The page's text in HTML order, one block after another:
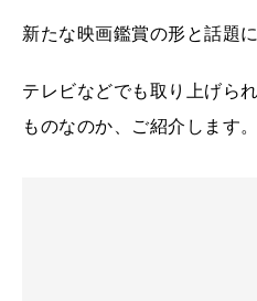
新たな映画鑑賞の形と話題
テレビなどでも取り上げら
ものなのか、ご紹介します。